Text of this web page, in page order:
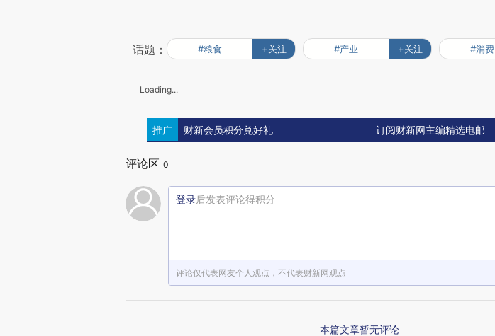
话题： #粮食 +关注 #产业 +关注 #消费
Loading...
推广 财新会员积分兑好礼 订阅财新网主编精选电邮
评论区 0
登录后发表评论得积分
评论仅代表网友个人观点，不代表财新网观点
本篇文章暂无评论